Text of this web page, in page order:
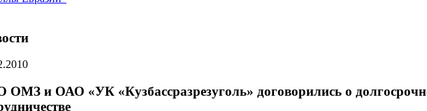
ОМЗ и ОАО «УК «Кузбассразрезуголь» договорились о